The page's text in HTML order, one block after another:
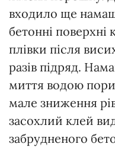
входило ще
бетонні
плівки після
разів підряд.
миття водою
мале зниження
засохлий клей
забрудненого